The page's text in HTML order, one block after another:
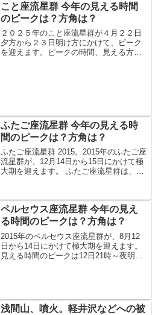
こと座流星群 今年の見える時間
のピークは？方角は？
２０２５年のこと座流星群が４月２２日
夕方から２３日明け方にかけて、ピーク
を迎えます。ピークの時間、見える方角
ふたご座流星群 今年の見える時
間のピークは？方角は？
ふたご座流星群 2015。2015年のふたご座
流星群が、12月14日から15日にかけて極
大期を迎えます。 ふたご座流星群は、1
ています。ふたご座流星群の歴史は新し
く、本格的に見えるようなったのは20世
紀に入ってからです。 19世紀以前の観察
記録 ...
ペルセウス座流星群 今年の見え
る時間のピークは？方角は？
2015年のペルセウス座流星群が、8月12
日から14日にかけて極大期を迎えます。
見える時間のピークは12日21時～夜明け
浅間山、噴火。軽井沢などへの被